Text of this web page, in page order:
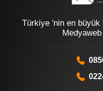
Türkiye 'nin en büyük